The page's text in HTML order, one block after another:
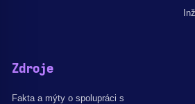
Zdroje
Fakta a mýty o spolupráci s